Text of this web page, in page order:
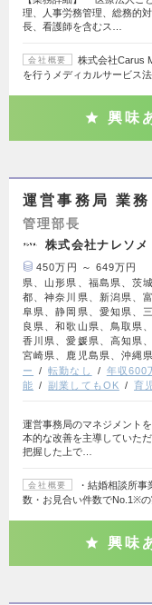
理、人事労務管理、総務的
長、看護師を含むス…
会社概要
株式会社Carus
を行うメディカルサービス
興味
運営事務局 業
管理部長
株式会社ナレソメ
450万円 ～ 649万円
県、山形県、福島県、茨
都、神奈川県、新潟県、
阜県、静岡県、愛知県、
良県、和歌山県、鳥取県
香川県、愛媛県、高知県
宮崎県、鹿児島県、沖縄県
ー
転勤なし 年収600
能
副業してもOK 育
運営事務局のマネジメント
本的な改善を主導していた
把握した上で…
会社概要
・結婚相談所
数・お見合い件数でNo.1※
興味